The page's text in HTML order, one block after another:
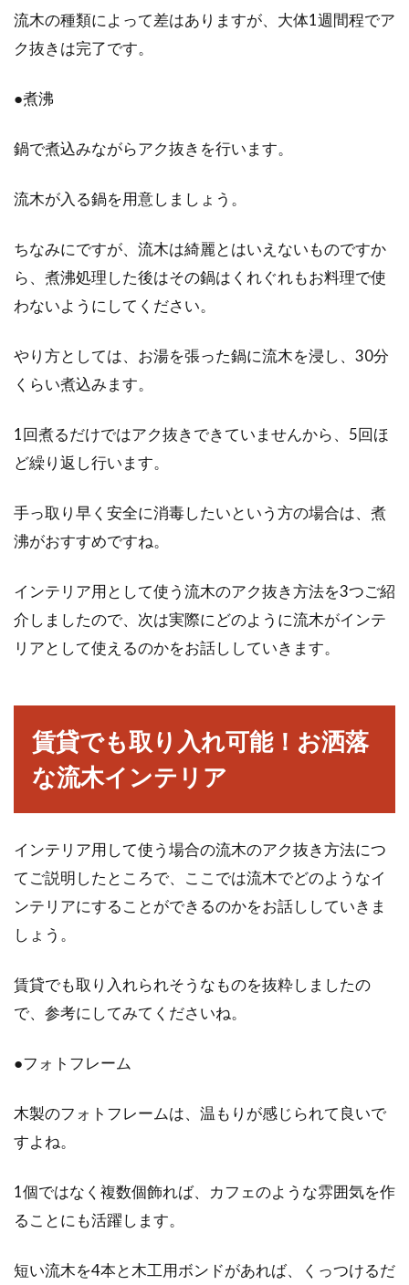
流木の種類によって差はありますが、大体1週間程でア
ク抜きは完了です。
●煮沸
鍋で煮込みながらアク抜きを行います。
流木が入る鍋を用意しましょう。
ちなみにですが、流木は綺麗とはいえないものですか
ら、煮沸処理した後はその鍋はくれぐれもお料理で使
わないようにしてください。
やり方としては、お湯を張った鍋に流木を浸し、30分
くらい煮込みます。
1回煮るだけではアク抜きできていませんから、5回ほ
ど繰り返し行います。
手っ取り早く安全に消毒したいという方の場合は、煮
沸がおすすめですね。
インテリア用として使う流木のアク抜き方法を3つご紹
介しましたので、次は実際にどのように流木がインテ
リアとして使えるのかをお話ししていきます。
賃貸でも取り入れ可能！お洒落
な流木インテリア
インテリア用して使う場合の流木のアク抜き方法につ
てご説明したところで、ここでは流木でどのようなイ
ンテリアにすることができるのかをお話ししていきま
しょう。
賃貸でも取り入れられそうなものを抜粋しましたの
で、参考にしてみてくださいね。
●フォトフレーム
木製のフォトフレームは、温もりが感じられて良いで
すよね。
1個ではなく複数個飾れば、カフェのような雰囲気を作
ることにも活躍します。
短い流木を4本と木工用ボンドがあれば、くっつけるだ